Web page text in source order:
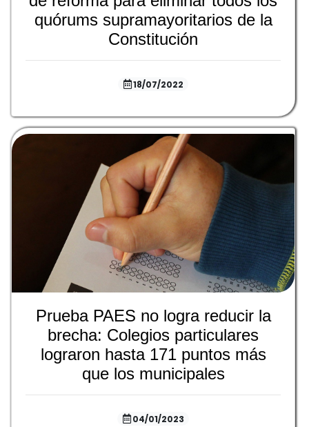
quórums supramayoritarios de la
Constitución
18/07/2022
Prueba PAES no logra reducir la
brecha: Colegios particulares
lograron hasta 171 puntos más
que los municipales
04/01/2023